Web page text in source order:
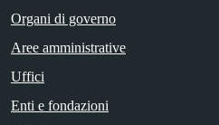
Organi di governo
Aree amministrative
Uffici
Enti e fondazioni